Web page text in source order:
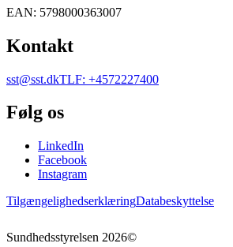
EAN: 5798000363007
Kontakt
sst@sst.dkTLF: +4572227400
Følg os
LinkedIn
Facebook
Instagram
TilgængelighedserklæringDatabeskyttelse
Sundhedsstyrelsen 2026©